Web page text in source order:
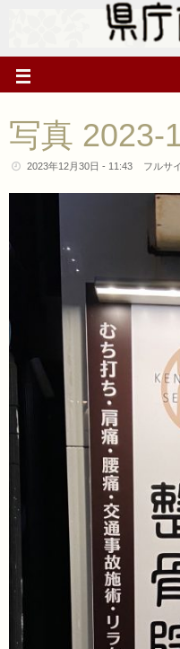
写真 2023-
2023年12月30日 - 11:43 フルサ